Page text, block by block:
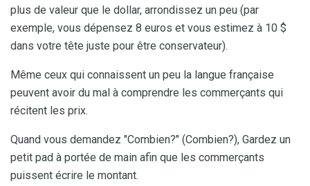
plus de valeur que le dollar, arrondissez un peu (par
exemple, vous dépensez 8 euros et vous estimez à 10 $
dans votre tête juste pour être conservateur).
Même ceux qui connaissent un peu la langue française
peuvent avoir du mal à comprendre les commerçants qui
récitent les prix.
Quand vous demandez "Combien?" (Combien?), Gardez un
petit pad à portée de main afin que les commerçants
puissent écrire le montant.